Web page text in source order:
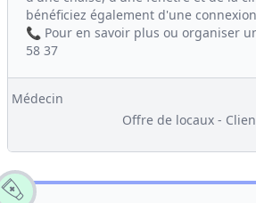
bénéficiez également d'une
📞 Pour en savoir plus ou organiser
58 37
Médecin
Offre de locaux -